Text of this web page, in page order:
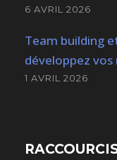
6 AVRIL 2026
Team building
développez
1 AVRIL 2026